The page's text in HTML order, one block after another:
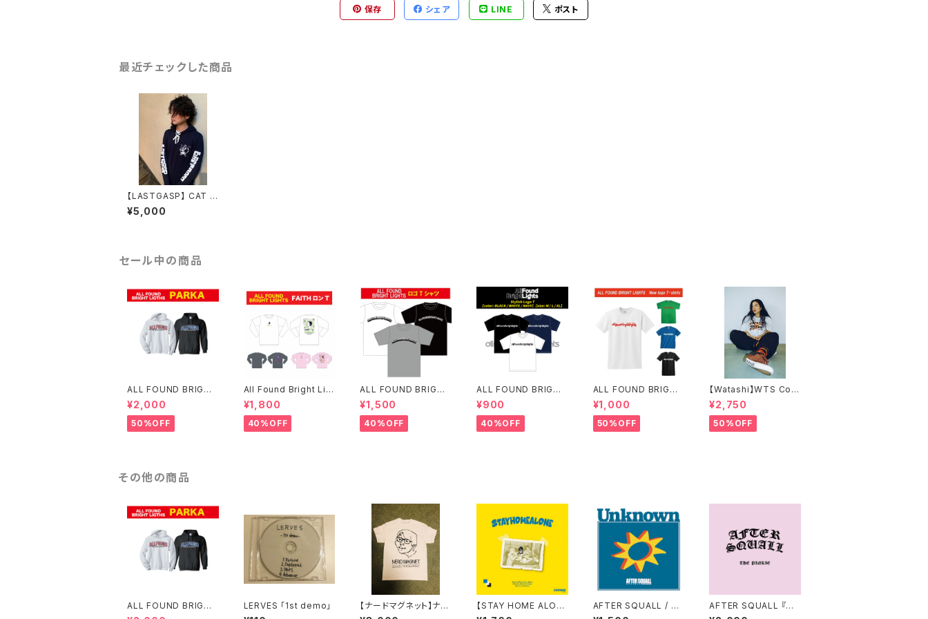
保存 シェア LINE ポスト
最近チェックした商品
【LASTGASP】 CAT H
OODIE
¥5,000
セール中の商品
ALL FOUND BRIGHT
LIGTHS パーカー
¥2,000
50%OFF
All Found Bright Lig
ht FAITH ロンT(残り
僅か)
¥1,800
40%OFF
ALL FOUND BRIGHT
LIGHTS LOGO T-SH
IRTS
¥1,500
40%OFF
ALL FOUND BRIGHT
LIGTHS スタイリッシュ
ロゴTシャツ
¥900
40%OFF
ALL FOUND BRIGHT
LIGHTS SIMPLE LO
GO T-SHIRTS
¥1,000
50%OFF
【Watashi】WTS Coll
ege T-shirts【IF I FE
LL限定】
¥2,750
50%OFF
その他の商品
ALL FOUND BRIGHT
LIGTHS パーカー
LERVES 「1st demo」
【ナードマグネット】ナー
ドマグネット×2YOU M
【STAY HOME ALON
E】STAY HOME ALO
AFTER SQUALL / Un
known
AFTER SQUALL 『TH
E PINKY』